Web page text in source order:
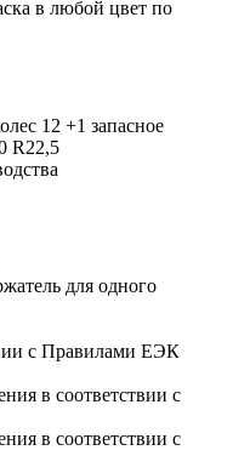
в любой цвет по
12 +1 запасное
R22,5
для одного
с Правилами ЕЭК
в соответствии с
в соответствии с